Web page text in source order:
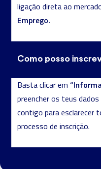
ligação direta ao
Emprego.
Como posso
Basta clicar em
preencher os teus
contigo para esclarecer
processo de inscrição.